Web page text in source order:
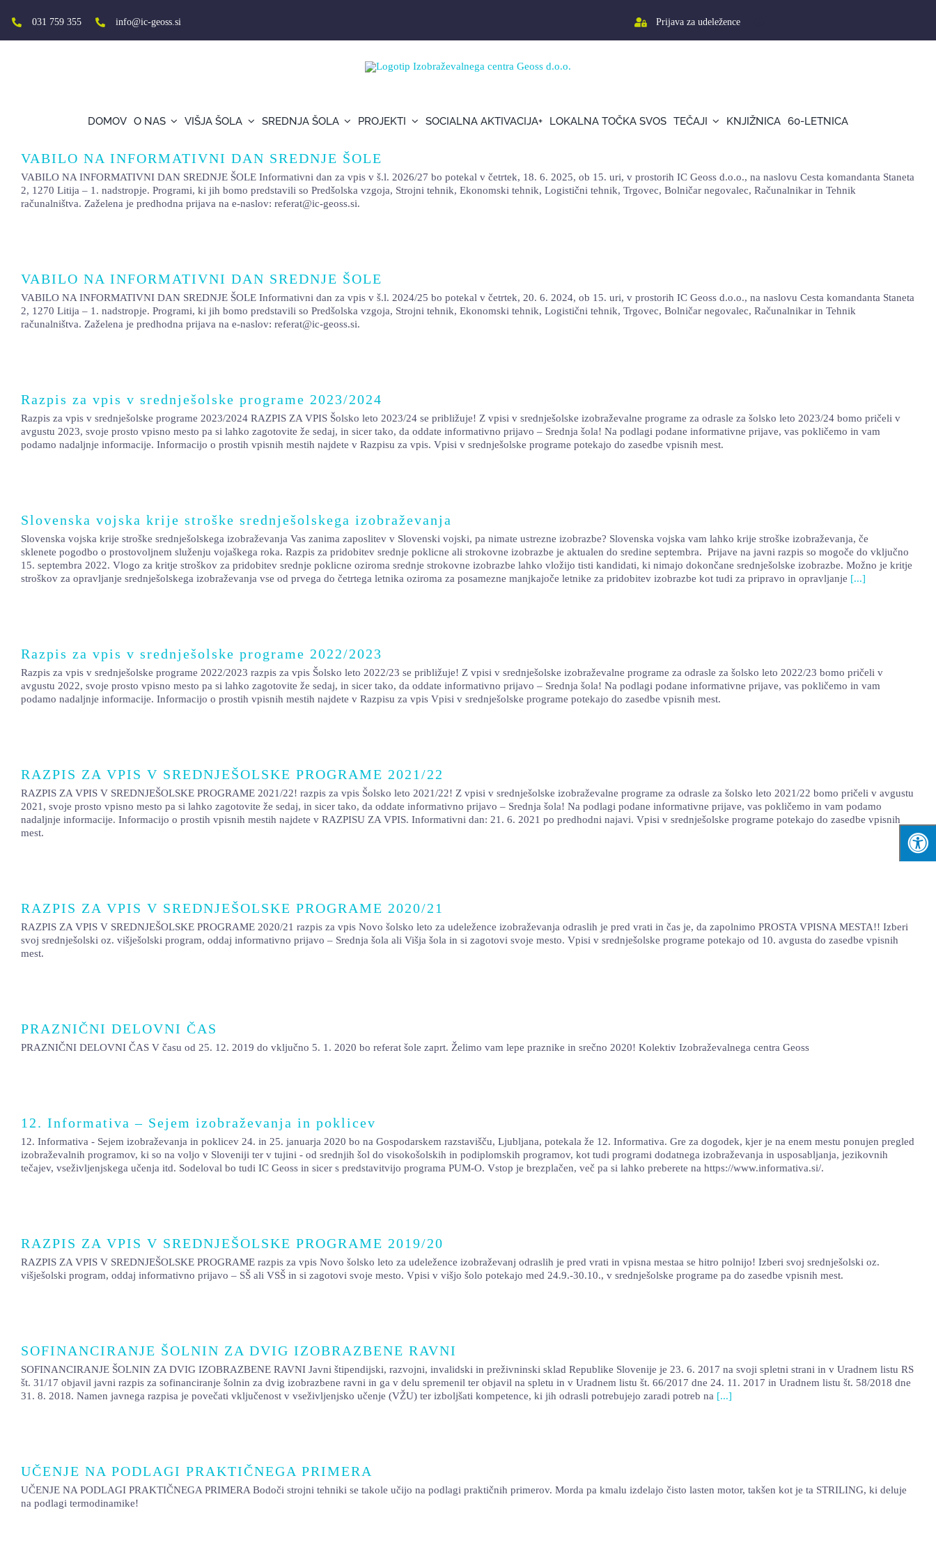
031 759 355 info@ic-geoss.si Prijava za udeležence
DOMOV O NAS VIŠJA ŠOLA SREDNJA ŠOLA PROJEKTI SOCIALNA AKTIVACIJA+ LOKALNA TOČKA SVOS TEČAJI KNJIŽNICA 60-LETNICA
VABILO NA INFORMATIVNI DAN SREDNJE ŠOLE
VABILO NA INFORMATIVNI DAN SREDNJE ŠOLE Informativni dan za vpis v š.l. 2026/27 bo potekal v četrtek, 18. 6. 2025, ob 15. uri, v prostorih IC Geoss d.o.o., na naslovu Cesta komandanta Staneta
2, 1270 Litija – 1. nadstropje. Programi, ki jih bomo predstavili so Predšolska vzgoja, Strojni tehnik, Ekonomski tehnik, Logistični tehnik, Trgovec, Bolničar negovalec, Računalnikar in Tehnik
računalništva. Zaželena je predhodna prijava na e-naslov: referat@ic-geoss.si.
VABILO NA INFORMATIVNI DAN SREDNJE ŠOLE
VABILO NA INFORMATIVNI DAN SREDNJE ŠOLE Informativni dan za vpis v š.l. 2024/25 bo potekal v četrtek, 20. 6. 2024, ob 15. uri, v prostorih IC Geoss d.o.o., na naslovu Cesta komandanta Staneta
2, 1270 Litija – 1. nadstropje. Programi, ki jih bomo predstavili so Predšolska vzgoja, Strojni tehnik, Ekonomski tehnik, Logistični tehnik, Trgovec, Bolničar negovalec, Računalnikar in Tehnik
računalništva. Zaželena je predhodna prijava na e-naslov: referat@ic-geoss.si.
Razpis za vpis v srednješolske programe 2023/2024
Razpis za vpis v srednješolske programe 2023/2024 RAZPIS ZA VPIS Šolsko leto 2023/24 se približuje! Z vpisi v srednješolske izobraževalne programe za odrasle za šolsko leto 2023/24 bomo pričeli v
avgustu 2023, svoje prosto vpisno mesto pa si lahko zagotovite že sedaj, in sicer tako, da oddate informativno prijavo – Srednja šola! Na podlagi podane informativne prijave, vas pokličemo in vam
podamo nadaljnje informacije. Informacijo o prostih vpisnih mestih najdete v Razpisu za vpis. Vpisi v srednješolske programe potekajo do zasedbe vpisnih mest.
Slovenska vojska krije stroške srednješolskega izobraževanja
Slovenska vojska krije stroške srednješolskega izobraževanja Vas zanima zaposlitev v Slovenski vojski, pa nimate ustrezne izobrazbe? Slovenska vojska vam lahko krije stroške izobraževanja, če
sklenete pogodbo o prostovoljnem služenju vojaškega roka. Razpis za pridobitev srednje poklicne ali strokovne izobrazbe je aktualen do sredine septembra. Prijave na javni razpis so mogoče do vključno
15. septembra 2022. Vlogo za kritje stroškov za pridobitev srednje poklicne oziroma srednje strokovne izobrazbe lahko vložijo tisti kandidati, ki nimajo dokončane srednješolske izobrazbe. Možno je kritje
stroškov za opravljanje srednješolskega izobraževanja vse od prvega do četrtega letnika oziroma za posamezne manjkajoče letnike za pridobitev izobrazbe kot tudi za pripravo in opravljanje [...]
Razpis za vpis v srednješolske programe 2022/2023
Razpis za vpis v srednješolske programe 2022/2023 razpis za vpis Šolsko leto 2022/23 se približuje! Z vpisi v srednješolske izobraževalne programe za odrasle za šolsko leto 2022/23 bomo pričeli v
avgustu 2022, svoje prosto vpisno mesto pa si lahko zagotovite že sedaj, in sicer tako, da oddate informativno prijavo – Srednja šola! Na podlagi podane informativne prijave, vas pokličemo in vam
podamo nadaljnje informacije. Informacijo o prostih vpisnih mestih najdete v Razpisu za vpis Vpisi v srednješolske programe potekajo do zasedbe vpisnih mest.
RAZPIS ZA VPIS V SREDNJEŠOLSKE PROGRAME 2021/22
RAZPIS ZA VPIS V SREDNJEŠOLSKE PROGRAME 2021/22! razpis za vpis Šolsko leto 2021/22! Z vpisi v srednješolske izobraževalne programe za odrasle za šolsko leto 2021/22 bomo pričeli v avgustu
2021, svoje prosto vpisno mesto pa si lahko zagotovite že sedaj, in sicer tako, da oddate informativno prijavo – Srednja šola! Na podlagi podane informativne prijave, vas pokličemo in vam podamo
nadaljnje informacije. Informacijo o prostih vpisnih mestih najdete v RAZPISU ZA VPIS. Informativni dan: 21. 6. 2021 po predhodni najavi. Vpisi v srednješolske programe potekajo do zasedbe vpisnih
mest.
RAZPIS ZA VPIS V SREDNJEŠOLSKE PROGRAME 2020/21
RAZPIS ZA VPIS V SREDNJEŠOLSKE PROGRAME 2020/21 razpis za vpis Novo šolsko leto za udeležence izobraževanja odraslih je pred vrati in čas je, da zapolnimo PROSTA VPISNA MESTA!! Izberi
svoj srednješolski oz. višješolski program, oddaj informativno prijavo – Srednja šola ali Višja šola in si zagotovi svoje mesto. Vpisi v srednješolske programe potekajo od 10. avgusta do zasedbe vpisnih
mest.
PRAZNIČNI DELOVNI ČAS
PRAZNIČNI DELOVNI ČAS V času od 25. 12. 2019 do vključno 5. 1. 2020 bo referat šole zaprt. Želimo vam lepe praznike in srečno 2020! Kolektiv Izobraževalnega centra Geoss
12. Informativa – Sejem izobraževanja in poklicev
12. Informativa - Sejem izobraževanja in poklicev 24. in 25. januarja 2020 bo na Gospodarskem razstavišču, Ljubljana, potekala že 12. Informativa. Gre za dogodek, kjer je na enem mestu ponujen pregled
izobraževalnih programov, ki so na voljo v Sloveniji ter v tujini - od srednjih šol do visokošolskih in podiplomskih programov, kot tudi programi dodatnega izobraževanja in usposabljanja, jezikovnih
tečajev, vseživljenjskega učenja itd. Sodeloval bo tudi IC Geoss in sicer s predstavitvijo programa PUM-O. Vstop je brezplačen, več pa si lahko preberete na https://www.informativa.si/.
RAZPIS ZA VPIS V SREDNJEŠOLSKE PROGRAME 2019/20
RAZPIS ZA VPIS V SREDNJEŠOLSKE PROGRAME razpis za vpis Novo šolsko leto za udeležence izobraževanj odraslih je pred vrati in vpisna mestaa se hitro polnijo! Izberi svoj srednješolski oz.
višješolski program, oddaj informativno prijavo – SŠ ali VSŠ in si zagotovi svoje mesto. Vpisi v višjo šolo potekajo med 24.9.-30.10., v srednješolske programe pa do zasedbe vpisnih mest.
SOFINANCIRANJE ŠOLNIN ZA DVIG IZOBRAZBENE RAVNI
SOFINANCIRANJE ŠOLNIN ZA DVIG IZOBRAZBENE RAVNI Javni štipendijski, razvojni, invalidski in preživninski sklad Republike Slovenije je 23. 6. 2017 na svoji spletni strani in v Uradnem listu RS
št. 31/17 objavil javni razpis za sofinanciranje šolnin za dvig izobrazbene ravni in ga v delu spremenil ter objavil na spletu in v Uradnem listu št. 66/2017 dne 24. 11. 2017 in Uradnem listu št. 58/2018 dne
31. 8. 2018. Namen javnega razpisa je povečati vključenost v vseživljenjsko učenje (VŽU) ter izboljšati kompetence, ki jih odrasli potrebujejo zaradi potreb na [...]
UČENJE NA PODLAGI PRAKTIČNEGA PRIMERA
UČENJE NA PODLAGI PRAKTIČNEGA PRIMERA Bodoči strojni tehniki se takole učijo na podlagi praktičnih primerov. Morda pa kmalu izdelajo čisto lasten motor, takšen kot je ta STRILING, ki deluje
na podlagi termodinamike!